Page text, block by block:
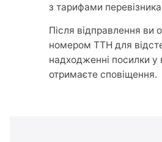
з тарифами
Після відправлення ви
номером ТТН для
надходженні посилки у
отримаєте сповіщення.